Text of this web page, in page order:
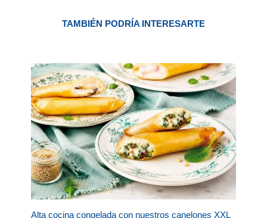
TAMBIÉN PODRÍA INTERESARTE
Alta cocina congelada con nuestros canelones XXL